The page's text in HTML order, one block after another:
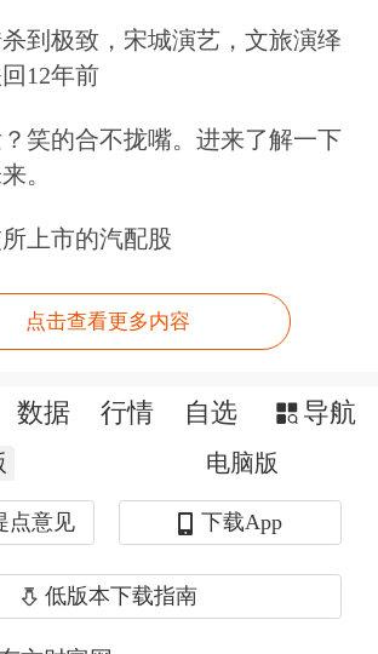
个人对服务的使用承担风
取多重好礼>>
到极致，宋城演艺，文旅演绎
12年前
笑的合不拢嘴。进来了解一下
。
上市的汽配股
点击查看更多内容
数据 行情 自选 导航
电脑版
点意见 下载App
低版本下载指南